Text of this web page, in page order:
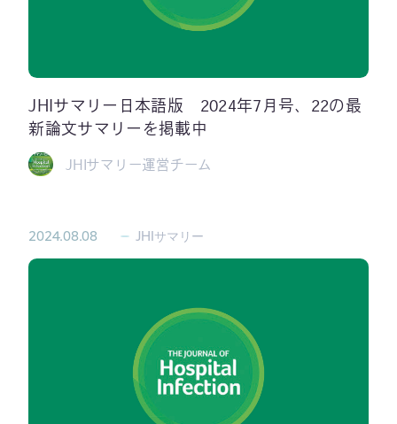
JHIサマリー日本語版 2024年7月号、22の最
新論文サマリーを掲載中
JHIサマリー運営チーム
2024.08.08 JHIサマリー